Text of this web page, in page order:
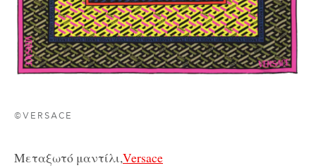
©VERSACE
Μεταξωτό μαντίλι,Versace